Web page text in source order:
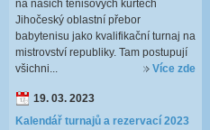
na našich tenisových kurtech
Jihočeský oblastní přebor
babytenisu jako kvalifikační turnaj na
mistrovství republiky. Tam postupují
všichni...
Více zde
19. 03. 2023
Kalendář turnajů a rezervací 2023